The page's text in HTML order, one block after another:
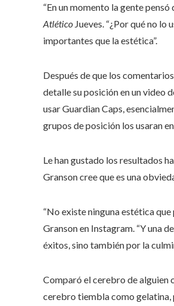
“En un momento la gente
Atlético Jueves. “¿Por qué no
importantes que la estética”.
Después de que los
detalle su posición en un video
usar Guardian Caps,
grupos de posición los usaran
Le han gustado los resultados
Granson cree que es una
“No existe ninguna estética
Granson en Instagram. “Y una
éxitos, sino también por la
Comparó el cerebro de alguien
cerebro tiembla como gelatina,